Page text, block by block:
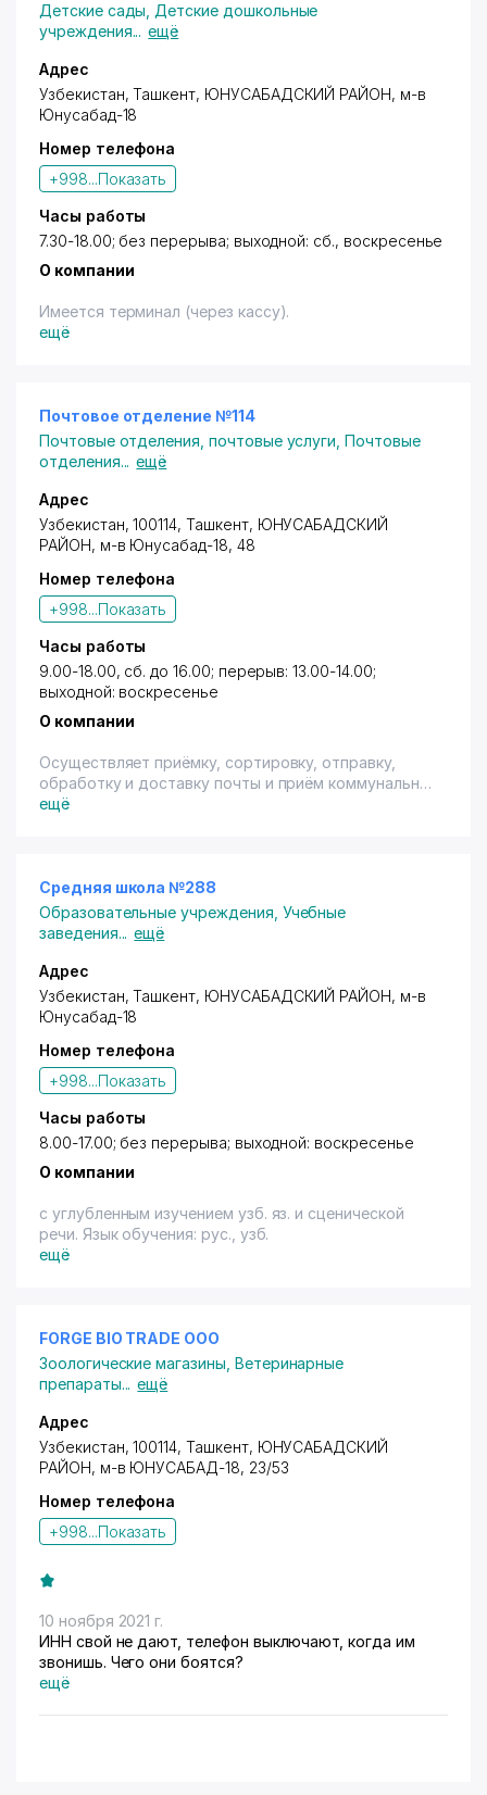
Детские сады Детские дошкольные
учреждения... ещё
Адрес
Узбекистан, Ташкент, ЮНУСАБАДСКИЙ РАЙОН, м-в
Юнусабад-18
Номер телефона
+998...Показать
Часы работы
7.30-18.00; без перерыва; выходной: сб., воскресенье
О компании
Имеется терминал (через кассу).
ещё
Почтовое отделение №114
Почтовые отделения, почтовые услуги ,Почтовые
отделения... ещё
Адрес
Узбекистан, 100114, Ташкент, ЮНУСАБАДСКИЙ
РАЙОН, м-в Юнусабад-18, 48
Номер телефона
+998...Показать
Часы работы
9.00-18.00, сб. до 16.00; перерыв: 13.00-14.00;
выходной: воскресенье
О компании
Осуществляет приёмку, сортировку, отправку,
обработку и доставку почты и приём коммунальных
платежей. Имеется терминал.
ещё
Средняя школа №288
Образовательные учреждения Учебные
заведения... ещё
Адрес
Узбекистан, Ташкент, ЮНУСАБАДСКИЙ РАЙОН, м-в
Юнусабад-18
Номер телефона
+998...Показать
Часы работы
8.00-17.00; без перерыва; выходной: воскресенье
О компании
с углубленным изучением узб. яз. и сценической
речи. Язык обучения: рус., узб.
ещё
FORGE BIO TRADE ООО
Зоологические магазины Ветеринарные
препараты... ещё
Адрес
Узбекистан, 100114, Ташкент, ЮНУСАБАДСКИЙ
РАЙОН, м-в ЮНУСАБАД-18, 23/53
Номер телефона
+998...Показать
10 ноября 2021 г.
ИНН свой не дают, телефон выключают, когда им
звонишь. Чего они боятся?
ещё